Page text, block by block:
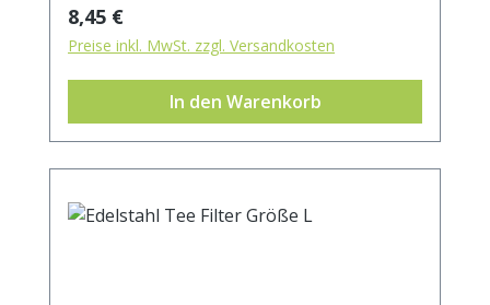
Regulärer Preis:
8,45 €
Preise inkl. MwSt. zzgl. Versandkosten
In den Warenkorb